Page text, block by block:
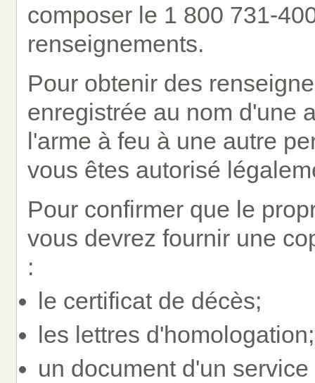
composer le 1 800 731-
renseignements.
Pour obtenir des
enregistrée au nom d'une
l'arme à feu à une autre
vous êtes autorisé
Pour confirmer que le
vous devrez fournir une
:
le certificat de décès;
les lettres d'homologation;
un document d'un